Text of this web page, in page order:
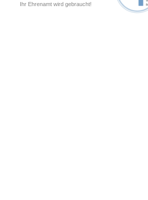
Ihr Ehrenamt wird gebraucht!